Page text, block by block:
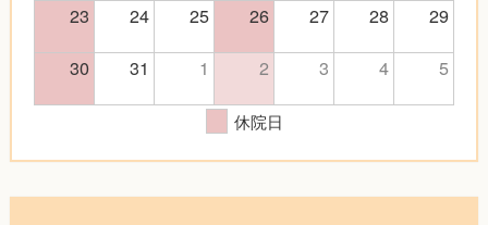
23
24 25 26 27 28
29
30
31 1 2 3 4 5
休院日